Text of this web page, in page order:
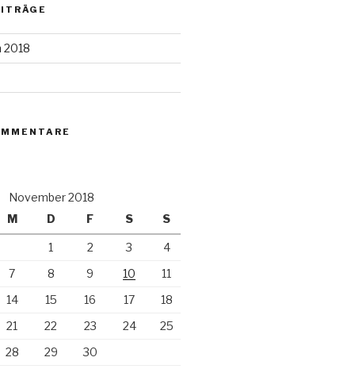
2018
November 2018
M
D F S S
1 2 3
4
7
8 9 10
11
14
15 16 17
18
21
22 23 24
25
28
29 30